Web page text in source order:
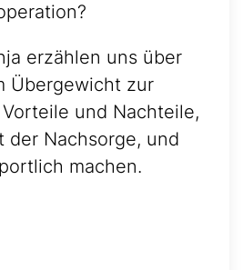
erzählen uns über
Übergewicht zur
und Nachteile,
der Nachsorge, und
machen.